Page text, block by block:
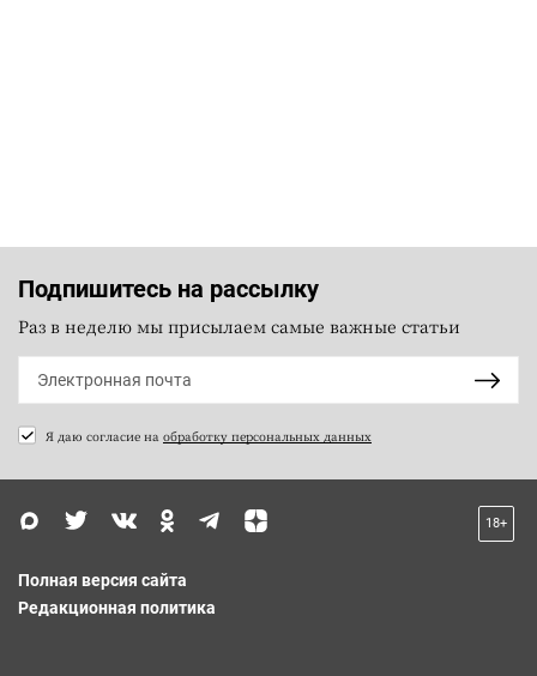
Подпишитесь на рассылку
Раз в неделю мы присылаем самые важные статьи
Я даю согласие на обработку персональных данных
18+
Полная версия сайта
Редакционная политика